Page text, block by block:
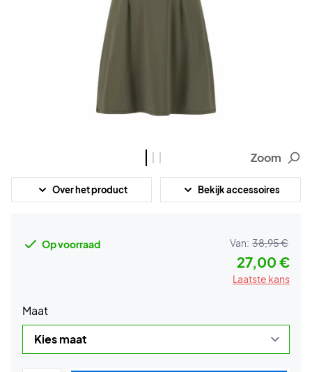
Zoom
Over het product Bekijk accessoires
Op voorraad Van: 38,95 €
27,00 €
Laatste kans
Maat